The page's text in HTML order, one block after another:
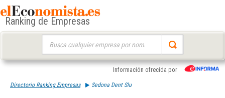
Ranking de Empresas
Información ofrecida por
Directorio Ranking Empresas Sedona Dent Slu